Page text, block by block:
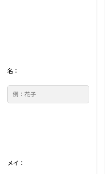
名：
メイ：